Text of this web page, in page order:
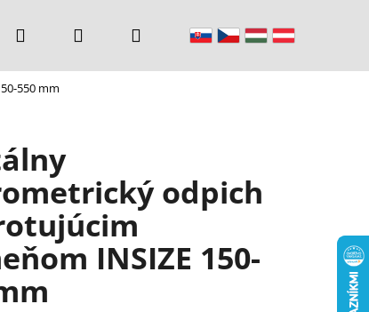
Kontakty
Hľadať PrihlásenieNákupný
550 mm
odpich
INSIZE 150-